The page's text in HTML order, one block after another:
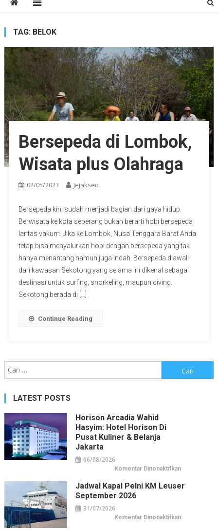
TAG: BELOK
Bersepeda di Lombok,
Wisata plus Olahraga
02/05/2023 Jejakseo
Bersepeda kini sudah menjadi bagian dari gaya hidup.
Berwisata ke kota seberang bukan berarti hobi bersepeda
lantas vakum. Jika ke Lombok, Nusa Tenggara Barat Anda
tetap bisa menyalurkan hobi dengan bersepeda yang tak
hanya menantang namun juga indah. Bersepeda diawali
dari kawasan Sekotong yang selama ini dikenal sebagai
destinasi untuk surfing, snorkeling, maupun diving.
Sekotong berada di […]
Continue Reading
untuk:
LATEST POSTS
Horison Arcadia Wahid
Hasyim: Hotel Horison Di
Pusat Kuliner & Belanja
Jakarta
06/08/2026
Komentar Dinonaktifkanpada
Wahid
Kuliner
Jadwal Kapal Pelni KM Leuser
September 2026
31/07/2026
Komentar Dinonaktifkanpada